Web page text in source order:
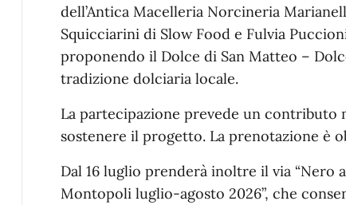
dell’Antica Macelleria Norcineria
Squicciarini di Slow Food e Fulvia
proponendo il Dolce di San Matteo –
tradizione dolciaria locale.
La partecipazione prevede un contributo
sostenere il progetto. La prenotazione è
Dal 16 luglio prenderà inoltre il via “Nero
Montopoli luglio-agosto 2026”, che